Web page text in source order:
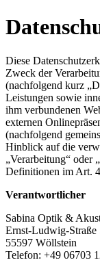
Skip
to
content
Diese
Zweck der
(nachfolgend kurz
Leistungen sowie
ihm verbundenen
externen
(nachfolgend
Hinblick auf die
„Verarbeitung“ oder
Definitionen im Art.
Verantwortlicher
Sabina Optik &
Ernst-Ludwig-Straße
55597 Wöllstein
Telefon: +49 06703